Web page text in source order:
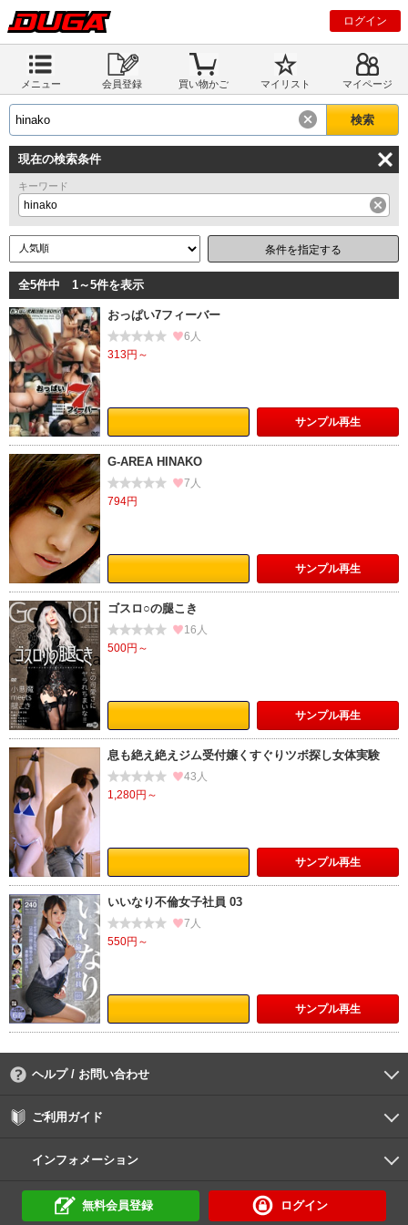
ログイン
メニュー 会員登録 買い物かご マイリスト マイページ
現在の検索条件
キーワード
hinako
条件を指定する
全5件中 1～5件を表示
おっぱい7フィーバー
6人
313円～
サンプル再生
G-AREA HINAKO
7人
794円
サンプル再生
ゴスロ○の腿こき
16人
500円～
サンプル再生
息も絶え絶えジム受付嬢くすぐりツボ探し女体実験
43人
1,280円～
サンプル再生
いいなり不倫女子社員 03
7人
550円～
サンプル再生
ヘルプ / お問い合わせ
よくあるご質問
ご利用環境
お支払い方法
パスワードの再設定
サポートセンター
ご利用ガイド
初めての方へ
会員登録の手順
作品購入の手順
動画再生の手順
検索のヒント
DUGA Player
インフォメーション
DUGAからのお知らせ
デュガの歴史とあゆみ
利用規約
個人情報保護方針
特定商取引法に基づく表示
資金決済法に基づく表示
倫理基準
サイトマップ無料会員登録 ログイン